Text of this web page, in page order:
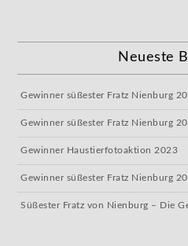
Neueste
Gewinner süßester Fratz Nienburg
Gewinner süßester Fratz Nienburg
Gewinner Haustierfotoaktion 2023
Gewinner süßester Fratz Nienburg
Süßester Fratz von Nienburg – Die